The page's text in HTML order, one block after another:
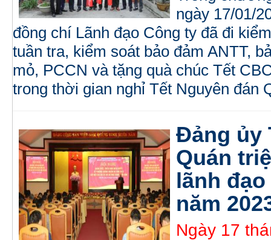
ngày 17/01/
đồng chí Lãnh đạo Công ty đã đi
tuần tra, kiểm soát bảo đảm ANTT,
mỏ, PCCN và tặng quà chúc Tết
trong thời gian nghỉ Tết Nguyên đán
Đảng ủy
Quán
lãnh
năm
Ngày 17